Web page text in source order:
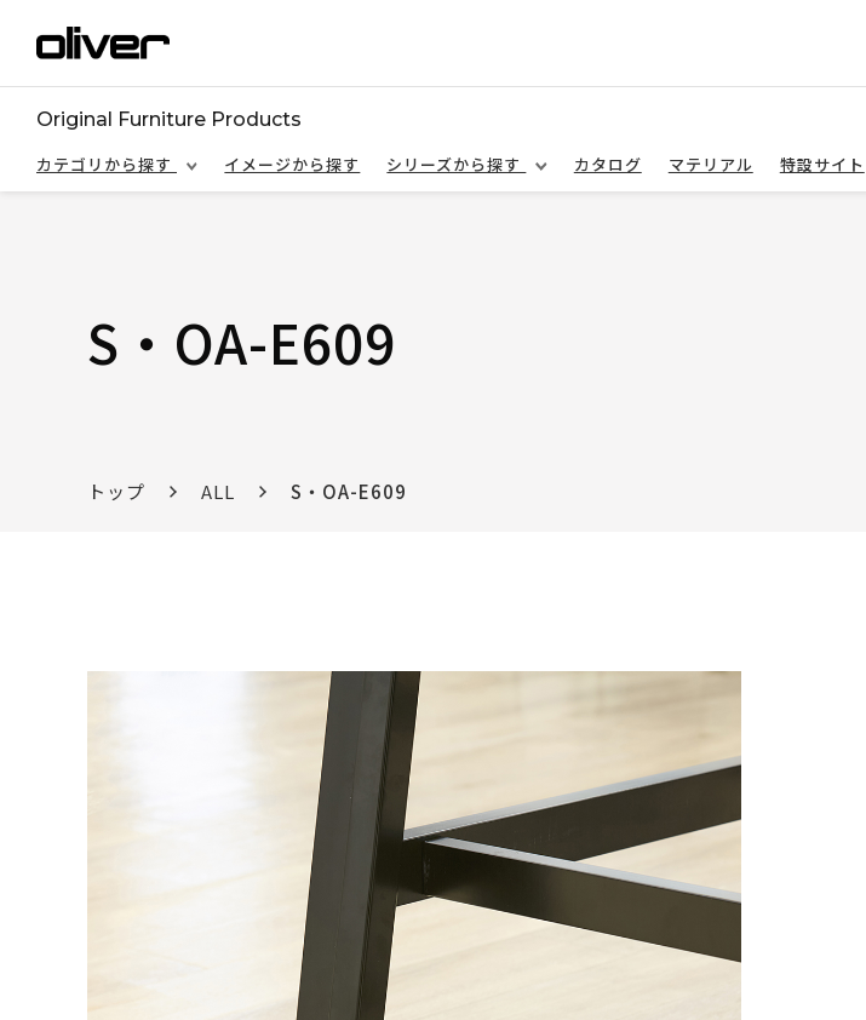
Original Furniture Products
カテゴリから探す
イメージから探す シリーズから探す カタログ マテリアル 特設サイト
S・OA-E609
トップ ALL S・OA-E609